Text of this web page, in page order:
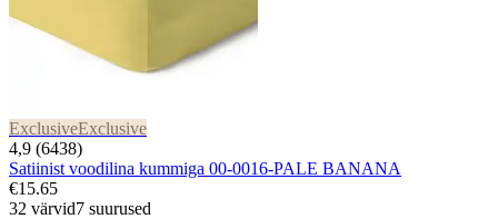
ExclusiveExclusive
4,9 (6438)
Satiinist voodilina kummiga 00-0016-PALE BANANA
€15.65
32 värvid7 suurused